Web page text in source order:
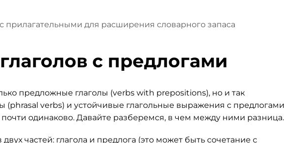
для расширения словарного запаса
с предлогами
предложные глаголы (verbs with prepositions), но и так
(рhrasal verbs) и устойчивые глагольные выражения с предлогами
одинаково. Давайте разберемся, в чем между ними разница.
частей: глагола и предлога (это может быть сочетание с